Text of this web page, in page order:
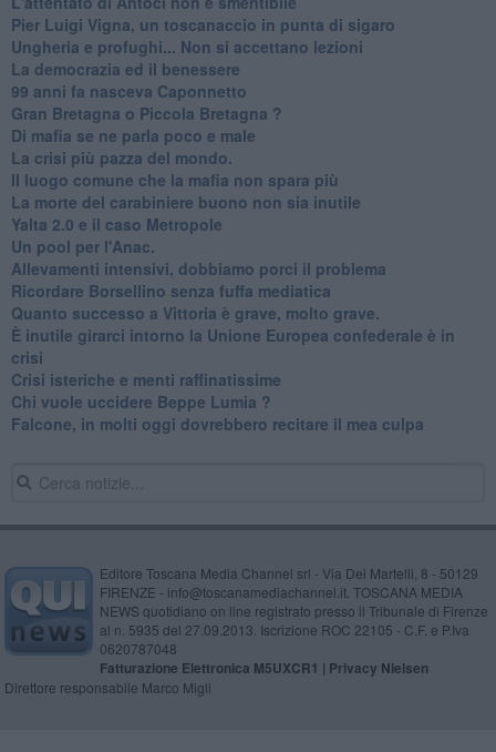
Pier Luigi Vigna, un toscanaccio in punta di sigaro
Ungheria e profughi... Non si accettano lezioni
La democrazia ed il benessere
99 anni fa nasceva Caponnetto
Gran Bretagna o Piccola Bretagna ?
Di mafia se ne parla poco e male
La crisi più pazza del mondo.
Il luogo comune che la mafia non spara più
La morte del carabiniere buono non sia inutile
Yalta 2.0 e il caso Metropole
​Un pool per l'Anac.
Allevamenti intensivi, dobbiamo porci il problema
Ricordare Borsellino senza fuffa mediatica
​Quanto successo a Vittoria è grave, molto grave.
​È inutile girarci intorno la Unione Europea confederale è in
crisi
Crisi isteriche e menti raffinatissime
Chi vuole uccidere Beppe Lumia ?
Falcone, in molti oggi dovrebbero recitare il mea culpa
Editore Toscana Media Channel srl - Via Dei Martelli, 8 - 50129
FIRENZE - info@toscanamediachannel.it. TOSCANA MEDIA
NEWS quotidiano on line registrato presso il Tribunale di Firenze
al n. 5935 del 27.09.2013. Iscrizione ROC 22105 - C.F. e P.Iva
0620787048
Fatturazione Elettronica M5UXCR1 | Privacy Nielsen
Direttore responsabile Marco Migli